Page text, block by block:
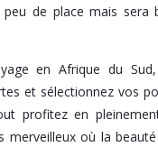
de place mais sera
en Afrique du
et sélectionnez vos
profitez en
où la